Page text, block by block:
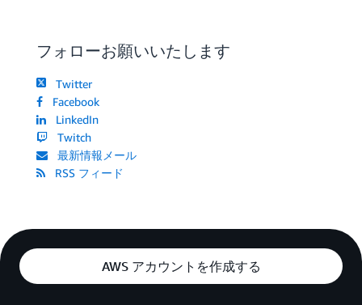
フォローお願いいたします
Twitter
Facebook
LinkedIn
Twitch
最新情報メール
RSS フィード
AWS アカウントを作成する